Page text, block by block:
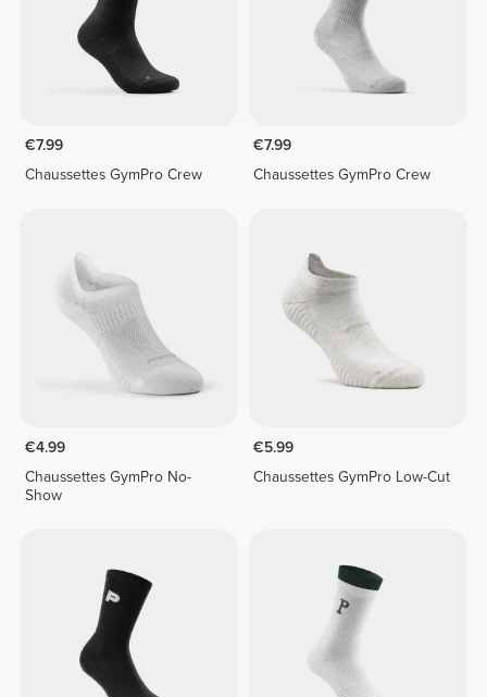
€7.99
Chaussettes GymPro Crew
€7.99
Chaussettes GymPro Crew
€4.99
Chaussettes GymPro No-
Show
€5.99
Chaussettes GymPro Low-Cut